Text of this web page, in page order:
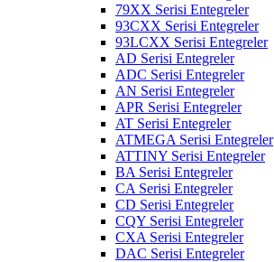
79XX Serisi Entegreler
93CXX Serisi Entegreler
93LCXX Serisi Entegreler
AD Serisi Entegreler
ADC Serisi Entegreler
AN Serisi Entegreler
APR Serisi Entegreler
AT Serisi Entegreler
ATMEGA Serisi Entegreler
ATTINY Serisi Entegreler
BA Serisi Entegreler
CA Serisi Entegreler
CD Serisi Entegreler
CQY Serisi Entegreler
CXA Serisi Entegreler
DAC Serisi Entegreler